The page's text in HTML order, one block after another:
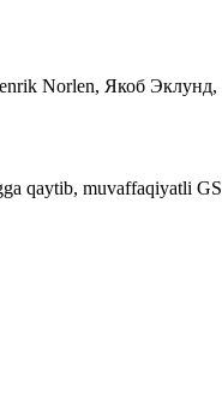
Norlen, Якоб
qaytib, muvaffaqiyatli